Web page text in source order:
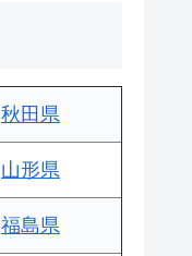
秋田県
山形県
福島県